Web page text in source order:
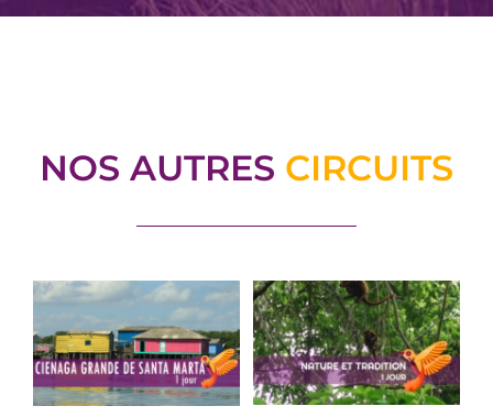
NOS AUTRES CIRCUITS
Cienaga Grande
de Santa Marta
Nature et
Tradition